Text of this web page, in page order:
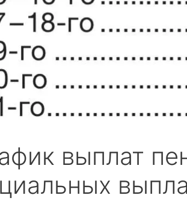
выплат